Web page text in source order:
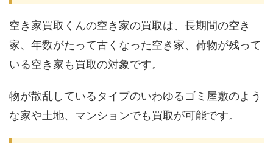
空き家買取くんの空き家の買取は、長期間の空き
家、年数がたって古くなった空き家、荷物が残って
いる空き家も買取の対象です。
物が散乱しているタイプのいわゆるゴミ屋敷のよう
な家や土地、マンションでも買取が可能です。